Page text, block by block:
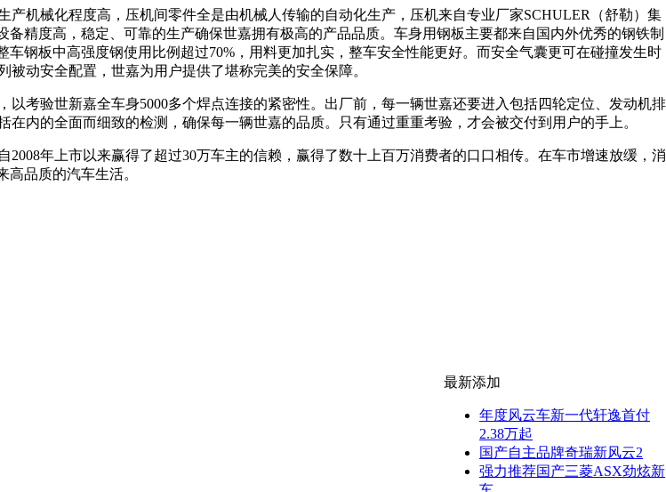
机械化程度高，压机间零件全是由机械人传输的自动化生产，压机来自专业厂家SCHULER（舒勒）集
精度高，稳定、可靠的生产确保世嘉拥有极高的产品品质。车身用钢板主要都来自国内外优秀的钢铁制
钢板中高强度钢使用比例超过70%，用料更加扎实，整车安全性能更好。而安全气囊更可在碰撞发生时
动安全配置，世嘉为用户提供了堪称完美的安全保障。
考验世新嘉全车身5000多个焊点连接的紧密性。出厂前，每一辆世嘉还要进入包括四轮定位、发动机排
内的全面而细致的检测，确保每一辆世嘉的品质。只有通过重重考验，才会被交付到用户的手上。
年上市以来赢得了超过30万车主的信赖，赢得了数十上百万消费者的口口相传。在车市增速放缓，消
品质的汽车生活。
最新添加
年度风云车新一代轩逸首付
2.38万起
国产自主品牌奇瑞新风云2
强力推荐国产三菱ASX劲炫新